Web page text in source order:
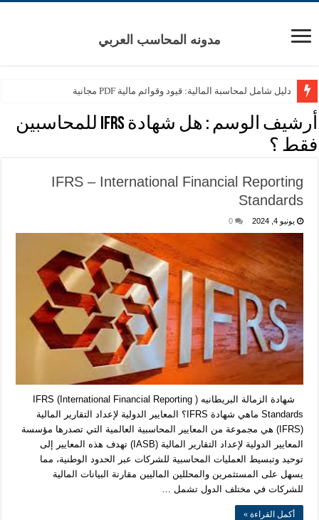
مدونه المحاسب العربي
دليل شامل لمحاسبة المالية: قيود وقوائم مالية PDF مجانية
أرشيف الوسم :
هل شهادة IFRS للمحاسبين
فقط ؟
IFRS – International Financial Reporting
Standards
يونيو 4, 2024 0
شهادة الزمالة البريطانيه ( IFRS (International Financial Reporting
Standards ماهي شهادة IFRS؟ المعايير الدولية لإعداد التقارير المالية
(IFRS) هي مجموعة من المعايير المحاسبية العالمية التي تصدرها مؤسسة
المعايير الدولية لإعداد التقارير المالية (IASB) تهدف هذه المعايير إلى
توحيد وتبسيط العمليات المحاسبية للشركات عبر الحدود الوطنية، مما
يسهل على المستثمرين والمحللين الماليين مقارنة البيانات المالية
للشركات في مختلف الدول تشمل …
أكمل القراءة »